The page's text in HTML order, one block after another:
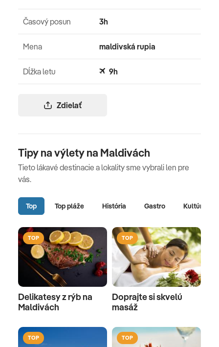
Zdielať
Časový posun 3h
Mena maldivská rupia
Dĺžka letu 9h
Tipy na výlety na Maldivách
Tieto lákavé destinacie a lokality sme vybrali len pre
vás.
Top Top pláže História Gastro Kultúra
TOP
Delikatesy z rýb na
Maldivách
TOP
Doprajte si skvelú
masáž
TOP TOP